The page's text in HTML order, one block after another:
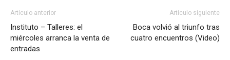
Artículo anterior
Instituto – Talleres: el
miércoles arranca la venta de
entradas
Artículo siguiente
Boca volvió al triunfo tras
cuatro encuentros (Video)